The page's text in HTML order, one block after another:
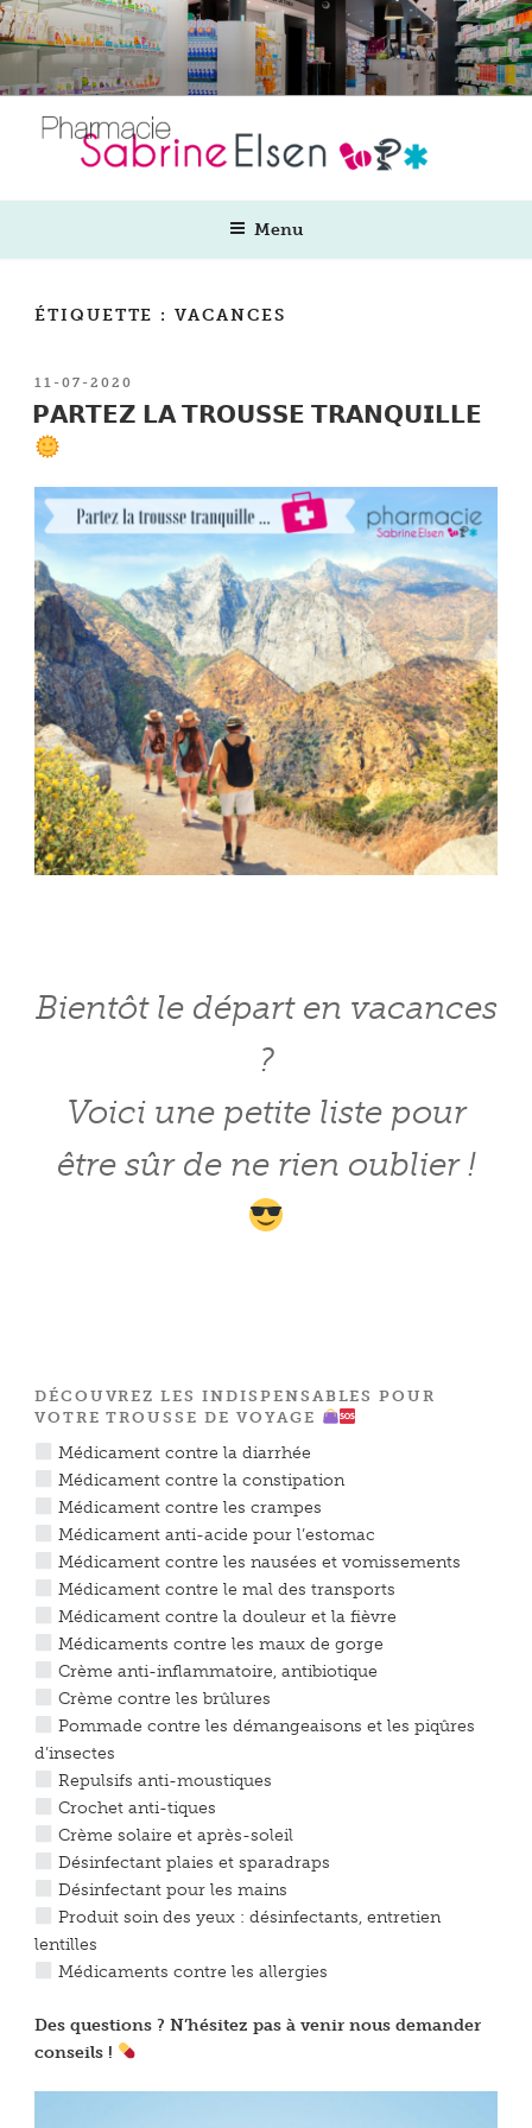
Aller
au
contenu
principal
Menu
ÉTIQUETTE :VACANCES
PUBLIÉ
LE
11-07-2020
𝗣𝗔𝗥𝗧𝗘𝗭 𝗟𝗔 𝗧𝗥𝗢𝗨𝗦𝗦𝗘 𝗧𝗥𝗔𝗡𝗤𝗨𝗜𝗟𝗟𝗘
Bientôt le départ en vacances
?
Voici une petite liste pour
être sûr de ne rien oublier !
DÉCOUVREZ LES INDISPENSABLES POUR
VOTRE TROUSSE DE VOYAGE
Médicament contre la diarrhée
Médicament contre la constipation
Médicament contre les crampes
Médicament anti-acide pour l’estomac
Médicament contre les nausées et vomissements
Médicament contre le mal des transports
Médicament contre la douleur et la fièvre
Médicaments contre les maux de gorge
Crème anti-inflammatoire, antibiotique
Crème contre les brûlures
Pommade contre les démangeaisons et les piqûres
d’insectes
Repulsifs anti-moustiques
Crochet anti-tiques
Crème solaire et après-soleil
Désinfectant plaies et sparadraps
Désinfectant pour les mains
Produit soin des yeux : désinfectants, entretien
lentilles
Médicaments contre les allergies
Des questions ? N’hésitez pas à venir nous demander
conseils !